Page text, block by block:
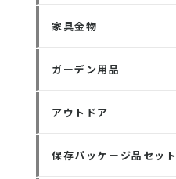
家具金物
ガーデン用品
アウトドア
保存パッケージ品セット